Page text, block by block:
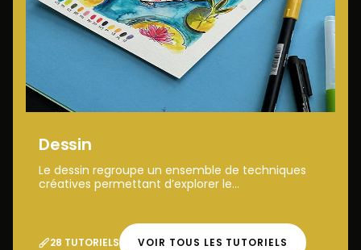
Dessin
Le dessin regroupe un ensemble de techniques
créatives permettant d’explorer le...
28 TUTORIELS VOIR TOUS LES TUTORIELS